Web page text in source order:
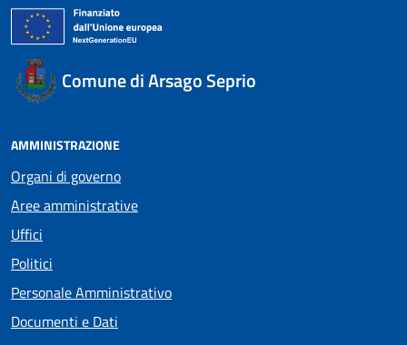
Comune di Arsago Seprio
AMMINISTRAZIONE
Organi di governo
Aree amministrative
Uffici
Politici
Personale Amministrativo
Documenti e Dati